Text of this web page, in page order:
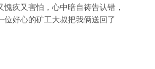
愧疚又害怕，心中暗自祷告认错，
位好心的矿工大叔把我俩送回了